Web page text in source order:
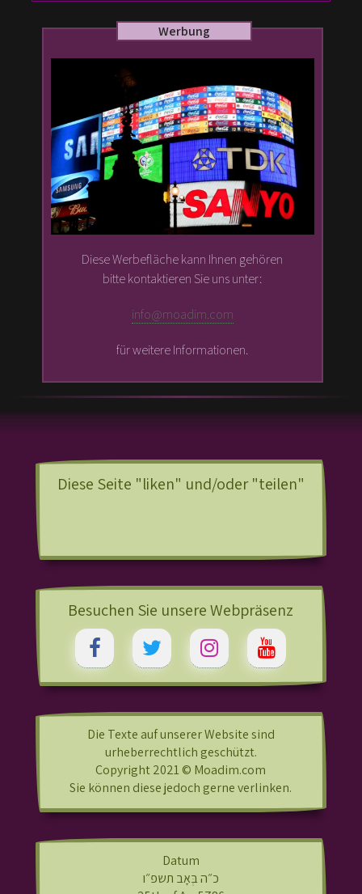
Werbung
Diese Werbefläche kann Ihnen gehören
bitte kontaktieren Sie uns unter:
info@moadim.com
für weitere Informationen.
Diese Seite "liken" und/oder "teilen"
Besuchen Sie unsere Webpräsenz
Die Texte auf unserer Website sind
urheberrechtlich geschützt.
Copyright 2021 © Moadim.com
Sie können diese jedoch gerne verlinken.
Datum
כ״ה בְּאָב תשפ״ו